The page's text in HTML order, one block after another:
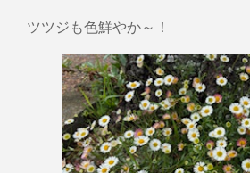
ツツジも色鮮やか～！